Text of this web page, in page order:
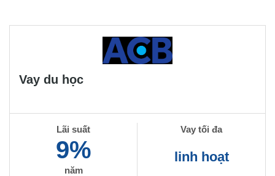
Vay du học
Lãi suất
9%
năm
Vay tối đa
linh hoạt